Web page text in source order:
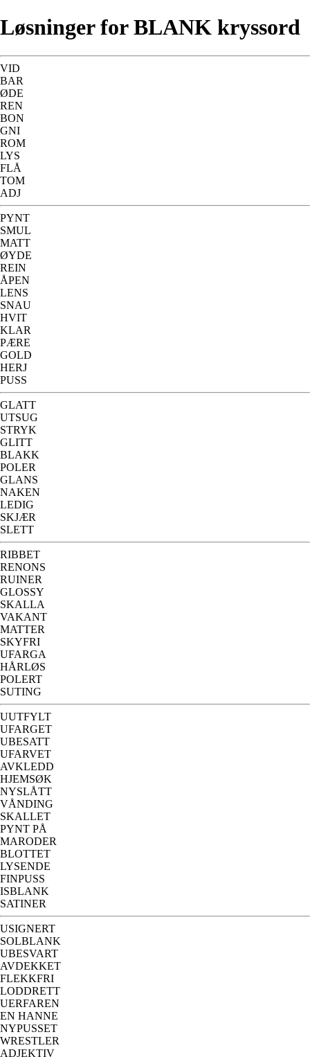
Løsninger for BLANK kryssord
VID
BAR
ØDE
REN
BON
GNI
ROM
LYS
FLÅ
TOM
ADJ
PYNT
SMUL
MATT
ØYDE
REIN
ÅPEN
LENS
SNAU
HVIT
KLAR
PÆRE
GOLD
HERJ
PUSS
GLATT
UTSUG
STRYK
GLITT
BLAKK
POLER
GLANS
NAKEN
LEDIG
SKJÆR
SLETT
RIBBET
RENONS
RUINER
GLOSSY
SKALLA
VAKANT
MATTER
SKYFRI
UFARGA
HÅRLØS
POLERT
SUTING
UUTFYLT
UFARGET
UBESATT
UFARVET
AVKLEDD
HJEMSØK
NYSLÅTT
VÅNDING
SKALLET
PYNT PÅ
MARODER
BLOTTET
LYSENDE
FINPUSS
ISBLANK
SATINER
USIGNERT
SOLBLANK
UBESVART
AVDEKKET
FLEKKFRI
LODDRETT
UERFAREN
EN HANNE
NYPUSSET
WRESTLER
ADJEKTIV